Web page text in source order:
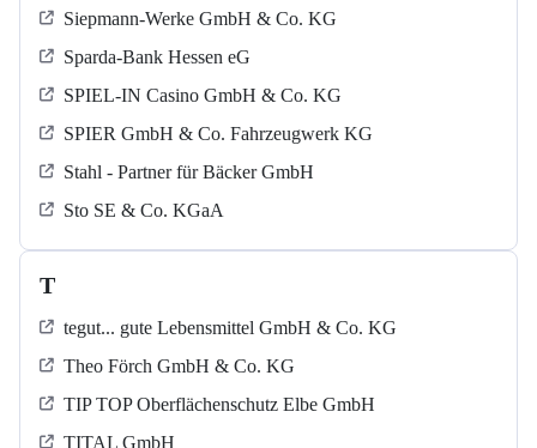
Siepmann-Werke GmbH & Co. KG
Sparda-Bank Hessen eG
SPIEL-IN Casino GmbH & Co. KG
SPIER GmbH & Co. Fahrzeugwerk KG
Stahl - Partner für Bäcker GmbH
Sto SE & Co. KGaA
T
tegut... gute Lebensmittel GmbH & Co. KG
Theo Förch GmbH & Co. KG
TIP TOP Oberflächenschutz Elbe GmbH
TITAL GmbH